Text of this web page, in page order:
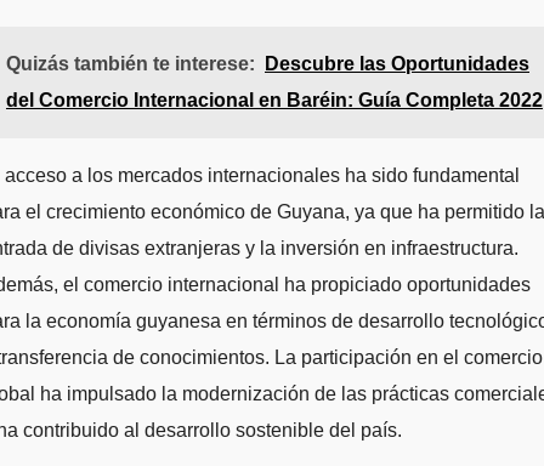
Quizás también te interese:
Descubre las Oportunidades
del Comercio Internacional en Baréin: Guía Completa 2022
acceso a los mercados internacionales ha sido fundamental
el crecimiento económico de Guyana, ya que ha permitido la
de divisas extranjeras y la inversión en infraestructura.
el comercio internacional ha propiciado oportunidades
la economía guyanesa en términos de desarrollo
de conocimientos. La participación en el comercio
ha impulsado la modernización de las prácticas
contribuido al desarrollo sostenible del país.